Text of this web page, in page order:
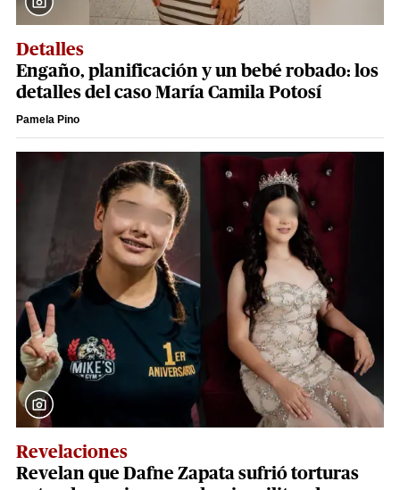
Detalles
Engaño, planificación y un bebé robado: los
detalles del caso María Camila Potosí
Pamela Pino
Revelaciones
Revelan que Dafne Zapata sufrió torturas